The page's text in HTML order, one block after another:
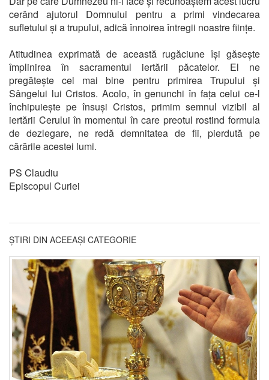
cerând ajutorul Domnului pentru a primi vindecarea
sufletului și a trupului, adică înnoirea întregii noastre ființe.
Atitudinea exprimată de această rugăciune își găsește
împlinirea în sacramentul iertării păcatelor. El ne
pregătește cel mai bine pentru primirea Trupului și
Sângelui lui Cristos. Acolo, în genunchi în fața celui ce-l
închipuiește pe însuși Cristos, primim semnul vizibil al
iertării Cerului în momentul în care preotul rostind formula
de dezlegare, ne redă demnitatea de fii, pierdută pe
cărările acestei lumi.
PS Claudiu
Episcopul Curiei
ȘTIRI DIN ACEEAȘI CATEGORIE